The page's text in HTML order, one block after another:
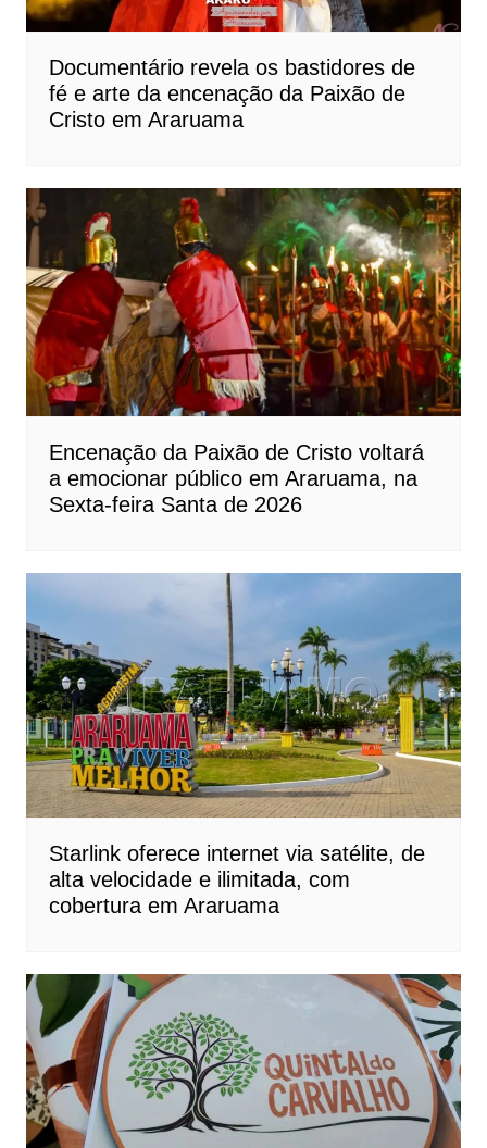
Documentário revela os bastidores de
fé e arte da encenação da Paixão de
Cristo em Araruama
Encenação da Paixão de Cristo voltará
a emocionar público em Araruama, na
Sexta-feira Santa de 2026
Starlink oferece internet via satélite, de
alta velocidade e ilimitada, com
cobertura em Araruama